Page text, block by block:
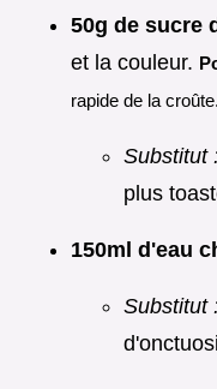
50g de sucre
et la couleur.
rapide de la croûte.
Substitut
plus
150ml d'eau
Substitut